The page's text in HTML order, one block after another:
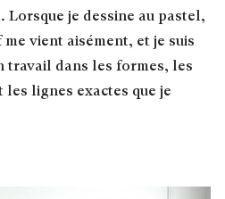
Lorsque je dessine au pastel,
me vient aisément, et je suis
travail dans les formes, les
lignes exactes que je